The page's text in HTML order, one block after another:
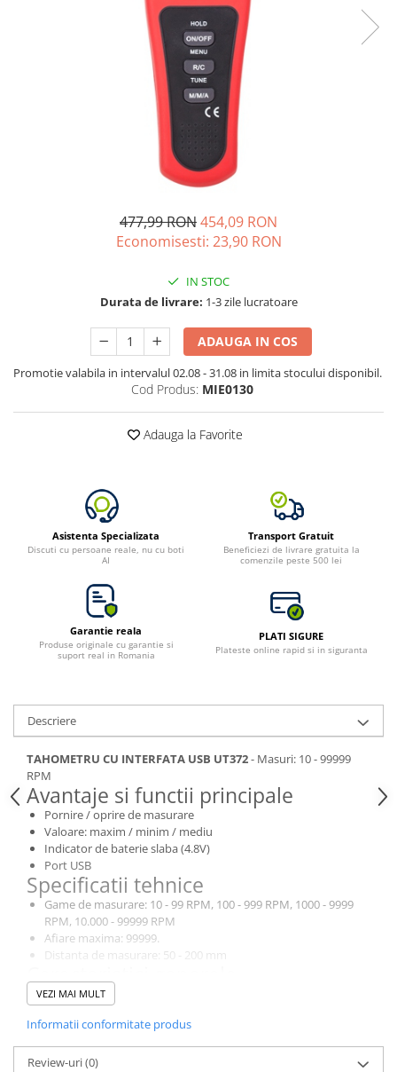
Acumulatori de stocare
Componente sisteme de balcon
477,99 RON454,09 RON
Economisesti: 23,90 RON
IN STOC
Durata de livrare: 1-3 zile lucratoare
ADAUGA IN COS
Promotie valabila in intervalul 02.08 - 31.08 in limita stocului disponibil.
Cod Produs: MIE0130
Adauga la Favorite
Asistenta Specializata
Discuti cu persoane reale, nu cu boti
AI
Transport Gratuit
Beneficiezi de livrare gratuita la
comenzile peste 500 lei
Garantie reala
Produse originale cu garantie si
suport real in Romania
PLATI SIGURE
Plateste online rapid si in siguranta
Descriere
TAHOMETRU CU INTERFATA USB UT372- Masuri: 10 - 99999
RPM
Avantaje si functii principale
Pornire / oprire de masurare
Valoare: maxim / minim / mediu
Indicator de baterie slaba (4.8V)
Port USB
Specificatii tehnice
Game de masurare: 10 - 99 RPM, 100 - 999 RPM, 1000 - 9999
RPM, 10.000 - 99999 RPM
Afiare maxima: 99999.
Distanta de masurare: 50 - 200 mm
Caracteristici generale
Alimentare: 4 baterii 1.5V (AA)
Dimensiuni ecran LCD: 53 x 41 mm
Dimensiuni: 184 x 56 x 34 mm
Greutate: 350g
VEZI MAI MULT
Informatii conformitate produs
Review-uri(0)